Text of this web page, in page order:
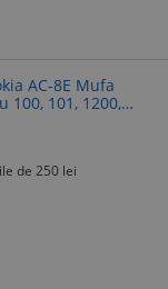
AC-8E Mufa
100, 101, 1200,
5130, 6300,
de 250 lei